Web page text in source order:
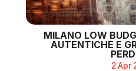
MILANO LOW
AUTENTICHE E
2 Apr